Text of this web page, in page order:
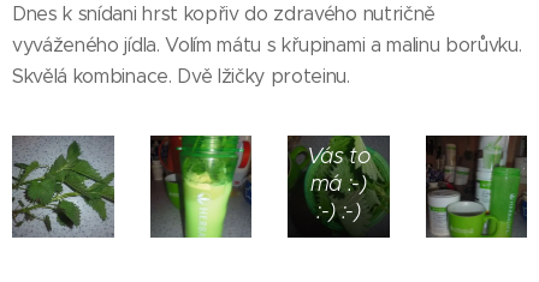
Dnes k snídani hrst kopřiv do zdravého nutričně
vyváženého jídla. Volím mátu s křupinami a malinu borůvku.
Skvělá kombinace. Dvě lžičky proteinu.
Vás to
má :-)
:-) :-)